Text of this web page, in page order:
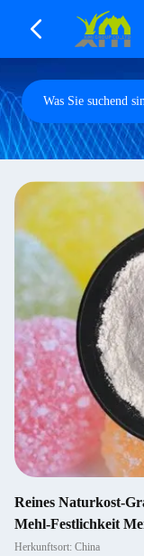
Reines Naturkost-
Mehl-Festlichkeit
Herkunftsort: China